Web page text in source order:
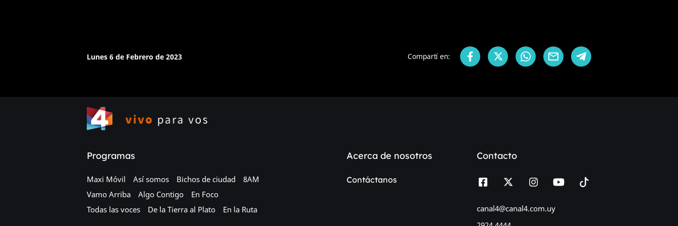
Lunes 6 de Febrero de 2023 Compartí en:
Programas
Maxi Móvil Así somos Bichos de ciudad
8AM
Vamo Arriba
Algo Contigo
En Foco
Todas las voces
De la Tierra al Plato En la Ruta
Acerca de nosotros
Contáctanos
Contacto
canal4@canal4.com.uy